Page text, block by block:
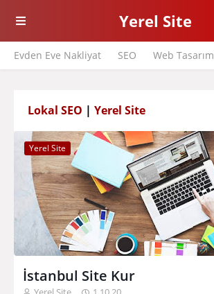
Yerel Site
Evden Eve Nakliyat SEO Web Tasarım
Lokal SEO | Yerel Site
Yerel Site
İstanbul Site Kur